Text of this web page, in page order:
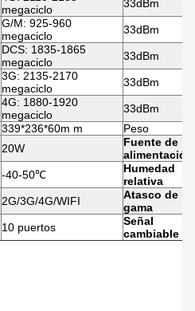
megaciclo
33dBm
G/M: 925-960
megaciclo
33dBm
DCS: 1835-1865
megaciclo
33dBm
3G: 2135-2170
megaciclo
33dBm
4G: 1880-1920
megaciclo
33dBm
339*236*60m m
Peso
20W
Fuente de
alimentación
-40-50℃
Humedad
relativa
2G/3G/4G/WIFI
Atasco de la
gama
10 puertos
Señal
cambiable